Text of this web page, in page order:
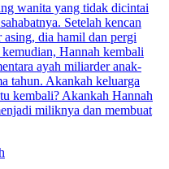
wanita yang tidak dicintai
Setelah kencan
asing, dia hamil dan pergi
Hannah kembali
ayah miliarder anak-
tahun. Akankah keluarga
kembali? Akankah Hannah
miliknya dan membuat